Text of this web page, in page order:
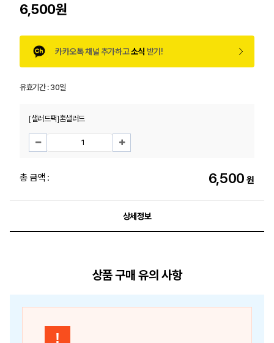
6,500원
카카오톡 채널 추가하고소식 받기!
유효기간 :30일
[샐러드팩]홈샐러드
총 금액 : 6,500 원
상세정보
상품 구매 유의 사항
!